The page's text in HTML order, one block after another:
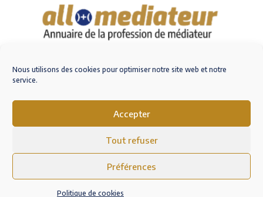
Nous utilisons des cookies pour optimiser notre site web et notre
service.
Accepter
Tout refuser
Préférences
Politique de cookies
M'inscrire sur AlloMediateur
Mentions légales – RGPD
Conditions Générales d’Utilisation
Politique de cookies (EU)